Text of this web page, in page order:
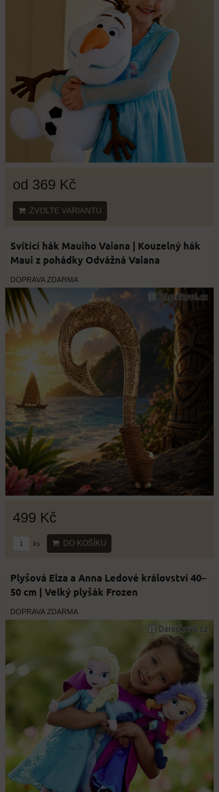
od 369 Kč
ZVOLTE VARIANTU
Svítící hák Mauiho Vaiana | Kouzelný hák
Maui z pohádky Odvážná Vaiana
DOPRAVA ZDARMA
499 Kč
ks DO KOŠÍKU
Plyšová Elza a Anna Ledové království 40–
50 cm | Velký plyšák Frozen
DOPRAVA ZDARMA